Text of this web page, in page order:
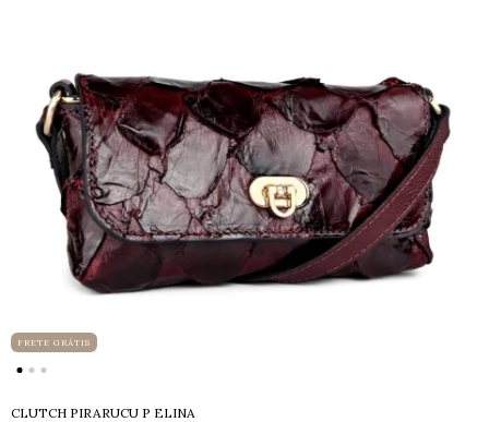
FRETE GRÁTIS
CLUTCH PIRARUCU P ELINA